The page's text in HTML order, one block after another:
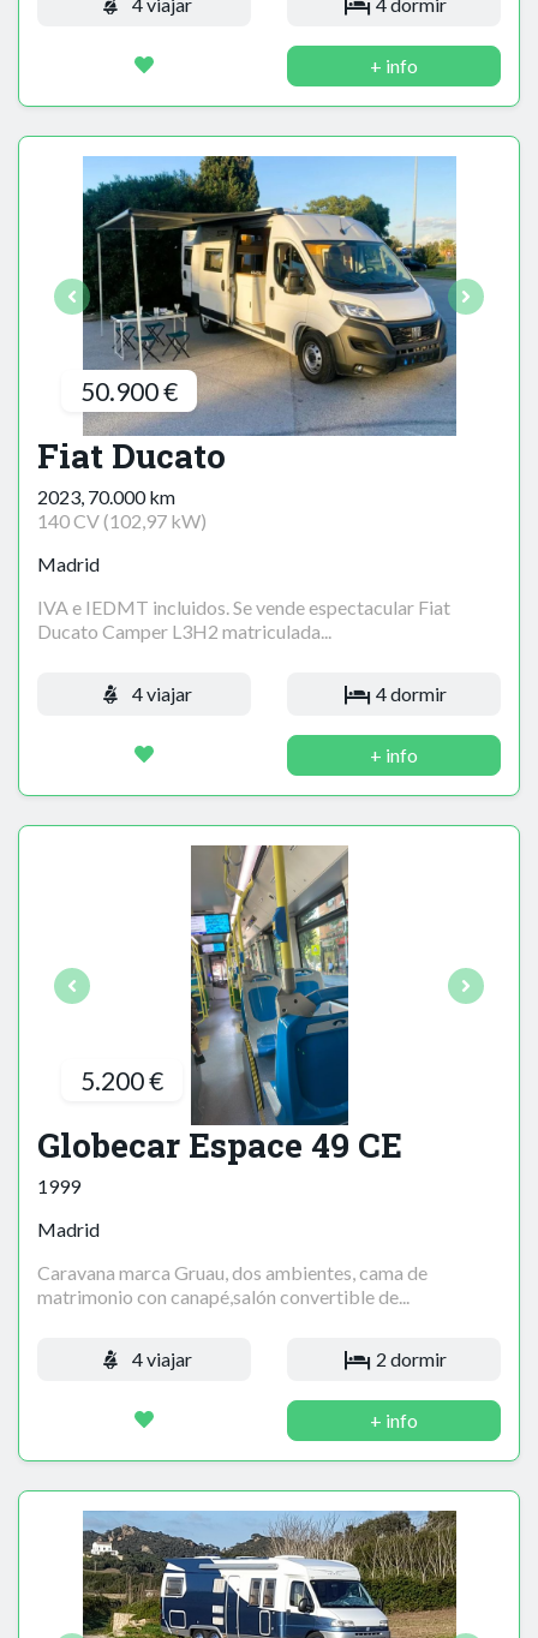
4 viajar 4 dormir
+ info
50.900 €
Fiat Ducato
2023, 70.000 km
140 CV (102,97 kW)
Madrid
IVA e IEDMT incluidos. Se vende espectacular Fiat
Ducato Camper L3H2 matriculada...
4 viajar 4 dormir
+ info
5.200 €
Globecar Espace 49 CE
1999
Madrid
Caravana marca Gruau, dos ambientes, cama de
matrimonio con canapé,salón convertible de...
4 viajar 2 dormir
+ info